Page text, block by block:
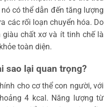
có thể dẫn đến tăng lượng
các rối loạn chuyển hóa. Do
chất xơ và ít tinh chế là
toàn diện.
sao lại quan trọng?
cho cơ thể con người, với
4 kcal. Năng lượng từ